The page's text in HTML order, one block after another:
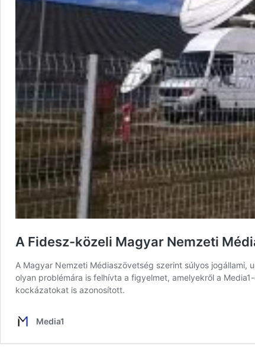
A Fidesz-közeli Magyar Nemzeti
A Magyar Nemzeti Médiaszövetség szerint súlyos
olyan problémára is felhívta a figyelmet, amelyekről a
kockázatokat is azonosított.
Media1